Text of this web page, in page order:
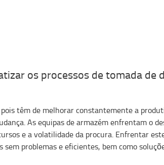
os processos de tomada de
têm de melhorar constantemente a
As equipas de armazém enfrentam o
e a volatilidade da procura. Enfrentar
problemas e eficientes, bem como